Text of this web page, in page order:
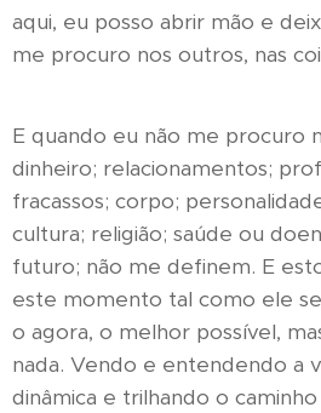
aqui, eu posso abrir mão e
me procuro nos outros, nas
E quando eu não me procuro
dinheiro; relacionamentos;
fracassos; corpo;
cultura; religião; saúde ou
futuro; não me definem. E
este momento tal como ele
o agora, o melhor possível,
nada. Vendo e entendendo a
dinâmica e trilhando o